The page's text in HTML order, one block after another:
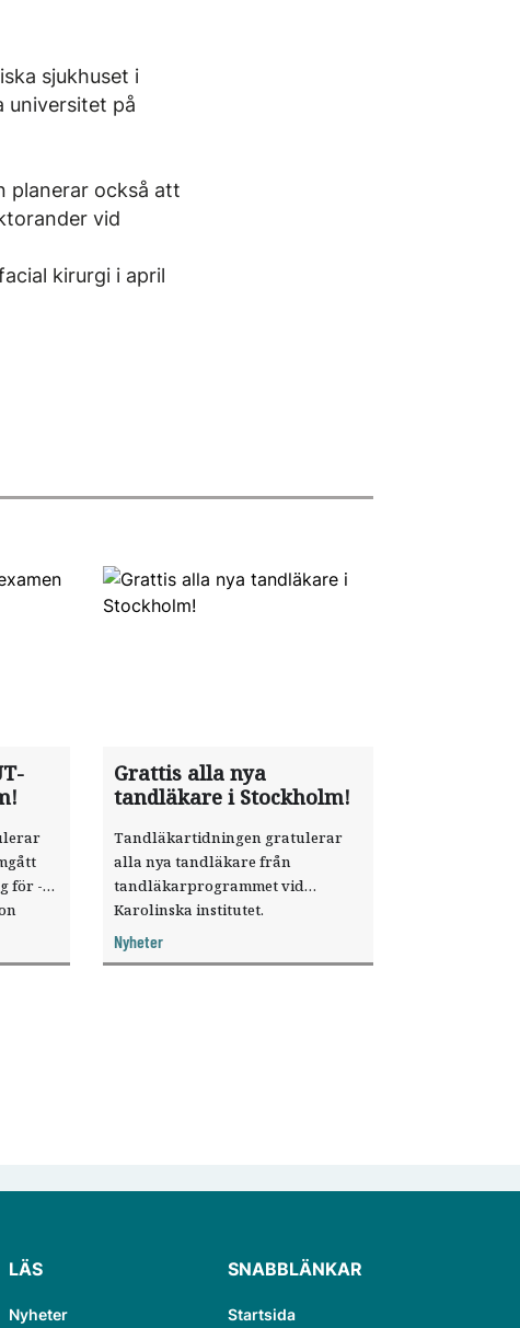
sjukhuset i
universitet på
planerar också att
vid
kirurgi i april
för
(KUT)
Grattis alla nya
tandläkare i Stockholm!
Tandläkartidningen gratulerar
alla nya tandläkare från
tandläkarprogrammet vid
Karolinska institutet.
Nyheter
LÄS
Nyheter
SNABBLÄNKAR
Startsida